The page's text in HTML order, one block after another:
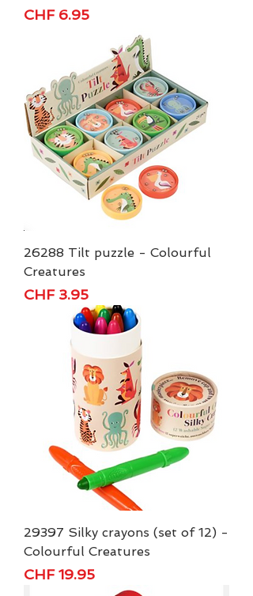
Preis
CHF 6.95
26288 Tilt puzzle - Colourful
Creatures
Preis
CHF 3.95
29397 Silky crayons (set of 12) -
Colourful Creatures
Preis
CHF 19.95